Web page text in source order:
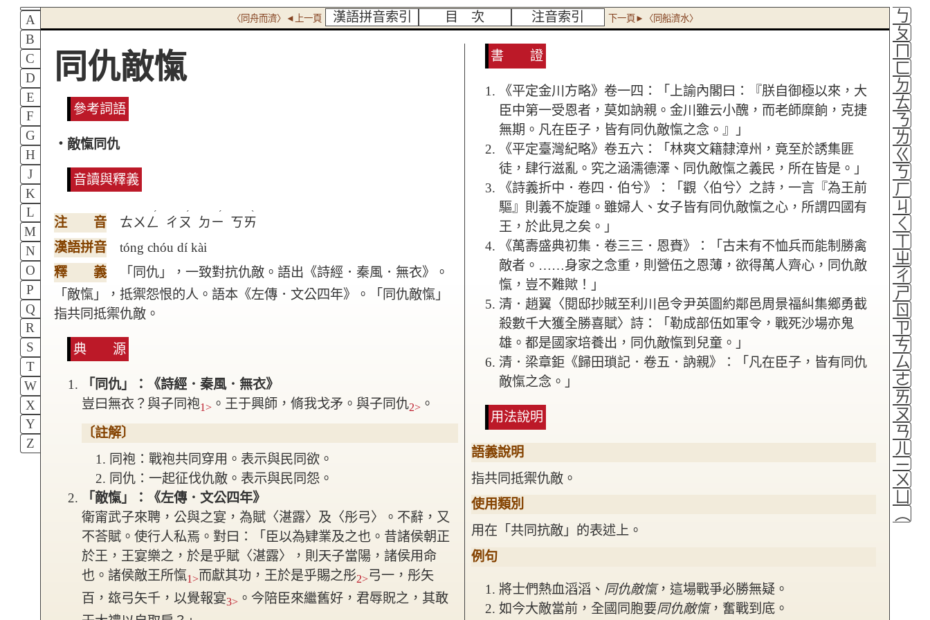
A
B
C
D
E
F
G
H
J
K
L
M
N
O
P
Q
R
S
T
W
X
Y
Z
ㄅ
ㄆ
ㄇ
ㄈ
ㄉ
ㄊ
ㄋ
ㄌ
ㄍ
ㄎ
ㄏ
ㄐ
ㄑ
ㄒ
ㄓ
ㄔ
ㄕ
ㄖ
ㄗ
ㄘ
ㄙ
ㄜ
ㄞ
ㄡ
ㄢ
ㄦ
ㄧ
ㄨ
（
〈同舟而濟〉◄上一頁 漢語拼音索引 目 次 注音索引 下一頁►〈同船濟水〉
同仇敵愾
參考詞語
‧敵愾同仇
音讀與釋義
注 音 ㄊㄨㄥ
ˊ
ㄔㄡ
ˊ
ㄉㄧ
ˊ
ㄎㄞ
ˋ
漢語拼音
tóng chóu dí kài
釋 義
「同仇」，一致對抗仇敵。語出《詩經．秦風．無衣》。
「敵愾」，抵禦怨恨的人。語本《左傳．文公四年》。「同仇敵愾」
指共同抵禦仇敵。
典 源
「同仇」：《詩經．秦風．無衣》
豈曰無衣？與子同袍1>。王于興師，脩我戈矛。與子同仇2>。
〔註解〕
同袍：戰袍共同穿用。表示與民同欲。
同仇：一起征伐仇敵。表示與民同怨。
「敵愾」：《左傳．文公四年》
衛甯武子來聘，公與之宴，為賦〈湛露〉及〈彤弓〉。不辭，又
不荅賦。使行人私焉。對曰：「臣以為肄業及之也。昔諸侯朝正
於王，王宴樂之，於是乎賦〈湛露〉，則天子當陽，諸侯用命
也。 諸侯敵王所愾1>而獻其功，王於是乎賜之彤2>弓一，彤矢
百，玈弓矢千，以覺報宴3>。今陪臣來繼舊好，君辱貺之，其敢
書 證
《平定金川方略》卷一四：「上諭內閣曰：『朕自御極以來，大
臣中第一受恩者，莫如訥親。金川雖云小醜，而老師糜餉，克捷
無期。凡在臣子，皆有同仇敵愾之念。』」
《平定臺灣紀略》卷五六：「林爽文籍隸漳州，竟至於誘集匪
徒，肆行滋亂。究之涵濡德澤、同仇敵愾之義民，所在皆是。」
《詩義折中．卷四．伯兮》：「觀〈伯兮〉之詩，一言『為王前
驅』則義不旋踵。雖婦人、女子皆有同仇敵愾之心，所謂四國有
王，於此見之矣。」
《萬壽盛典初集．卷三三．恩賚》：「古未有不恤兵而能制勝禽
敵者。……身家之念重，則營伍之恩薄，欲得萬人齊心，同仇敵
愾，豈不難歟！」
清．趙翼〈閱邸抄賊至利川邑令尹英圖約鄰邑周景福糾集鄉勇截
殺數千大獲全勝喜賦〉詩：「勒成部伍如軍令，戰死沙場亦鬼
雄。都是國家培養出，同仇敵愾到兒童。」
清．梁章鉅《歸田瑣記．卷五．訥親》：「凡在臣子，皆有同仇
敵愾之念。」
用法說明
語義說明
指共同抵禦仇敵。
使用類別
用在「共同抗敵」的表述上。
例句
將士們熱血滔滔、 同仇敵愾，這場戰爭必勝無疑。
如今大敵當前，全國同胞要同仇敵愾，奮戰到底。